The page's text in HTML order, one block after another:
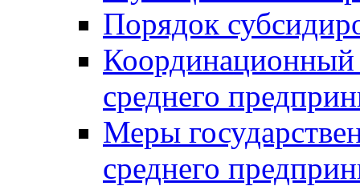
Порядок
Координационный
среднего
Меры
среднего